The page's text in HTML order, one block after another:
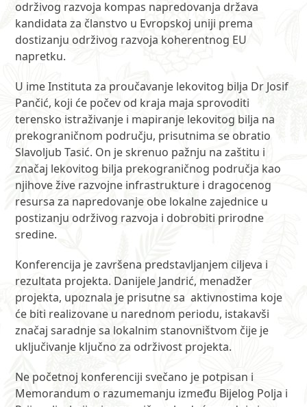
održivog razvoja kompas napredovanja država
kandidata za članstvo u Evropskoj uniji prema
dostizanju održivog razvoja koherentnog EU
napretku.
U ime Instituta za proučavanje lekovitog bilja Dr Josif
Pančić, koji će počev od kraja maja sprovoditi
terensko istraživanje i mapiranje lekovitog bilja na
prekograničnom području, prisutnima se obratio
Slavoljub Tasić. On je skrenuo pažnju na zaštitu i
značaj lekovitog bilja prekograničnog područja kao
njihove žive razvojne infrastrukture i dragocenog
resursa za napredovanje obe lokalne zajednice u
postizanju održivog razvoja i dobrobiti prirodne
sredine.
Konferencija je završena predstavljanjem ciljeva i
rezultata projekta. Danijele Jandrić, menadžer
projekta, upoznala je prisutne sa aktivnostima koje
će biti realizovane u narednom periodu, istakavši
značaj saradnje sa lokalnim stanovništvom čije je
uključivanje ključno za održivost projekta.
Ne početnoj konferenciji svečano je potpisan i
Memorandum o razumemanju između Bijelog Polja i